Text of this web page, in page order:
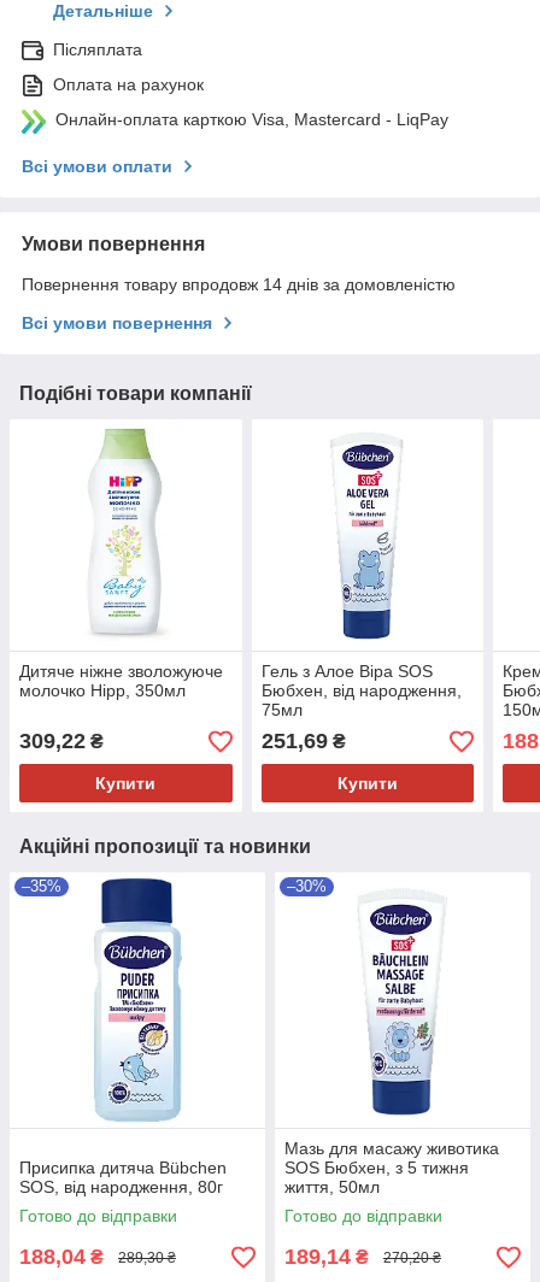
Детальніше
Післяплата
Оплата на рахунок
Онлайн-оплата карткою Visa, Mastercard - LiqPay
Всі умови оплати
Умови повернення
Повернення товару впродовж 14 днів за домовленістю
Всі умови повернення
Подібні товари компанії
Дитяче ніжне зволожуюче
молочко Hipp, 350мл
309,22 ₴
Купити
Гель з Алое Віра SOS
Бюбхен, від народження,
75мл
251,69₴
Купити
Акційні пропозиції та новинки
–35%
Присипка дитяча Bübchen
SOS, від народження, 80г
Готово до відправки
188,04 ₴ 289,30 ₴
–30%
Мазь для масажу животика
SOS Бюбхен, з 5 тижня
життя, 50мл
Готово до відправки
189,14 ₴ 270,20 ₴